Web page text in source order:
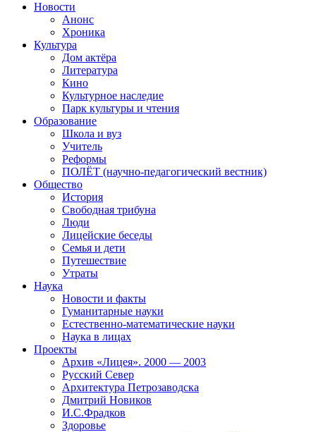
Новости
Анонс
Хроника
Культура
Дом актёра
Литература
Кино
Культурное наследие
Парк культуры и чтения
Образование
Школа и вуз
Учитель
Реформы
ПОЛЁТ (научно-педагогический вестник)
Общество
История
Свободная трибуна
Люди
Лицейские беседы
Семья и дети
Путешествие
Утраты
Наука
Новости и факты
Гуманитарные науки
Естественно-математические науки
Наука в лицах
Проекты
Архив «Лицея». 2000 — 2003
Русский Север
Архитектура Петрозаводска
Дмитрий Новиков
И.С.Фрадков
Здоровье